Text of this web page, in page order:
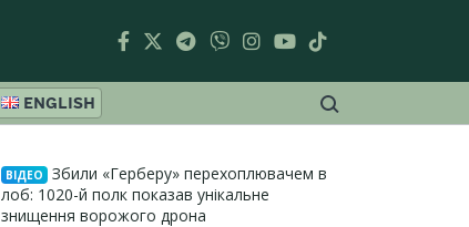
ENGLISH
ВІДЕО
Збили «Герберу» перехоплювачем в
лоб: 1020-й полк показав унікальне
знищення ворожого дрона